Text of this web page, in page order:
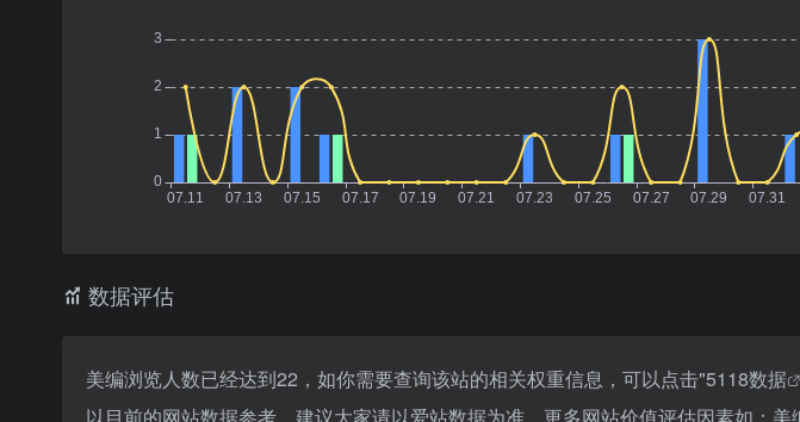
数据评估
美编浏览人数已经达到22，如你需要查询该站的相关权重信息，可以点击"5118数据